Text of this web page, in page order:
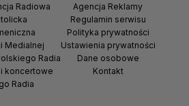
Radiowa
Medialnej
Radia
koncertowe
Radia
Agencja Reklamy
Regulamin serwisu
Polityka prywatności
Ustawienia prywatności
Dane osobowe
Kontakt